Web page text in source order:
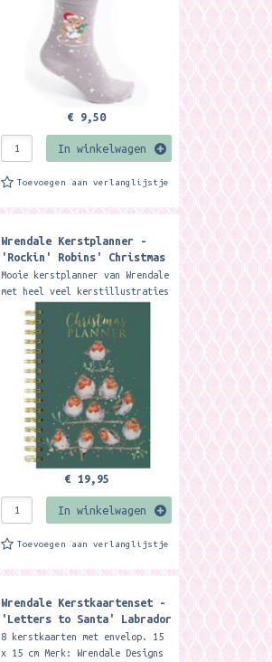
€ 9,50
In winkelwagen
Toevoegen aan verlanglijstje
Wrendale Kerstplanner -
'Rockin' Robins' Christmas
Planner
Mooie kerstplanner van Wrendale
met heel veel kerstillustraties
De perfecte manier om
georganiseerd te blijven
tijdens de feestdagen. Met...
€ 19,95
In winkelwagen
Toevoegen aan verlanglijstje
Wrendale Kerstkaartenset -
'Letters to Santa' Labrador
Luxury Boxed Christmas
Cards
8 kerstkaarten met envelop. 15
x 15 cm Merk: Wrendale Designs